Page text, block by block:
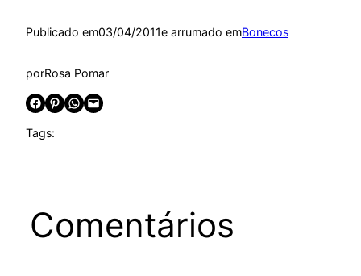
Publicado em03/04/2011e arrumado emBonecos
porRosa Pomar
Share on Facebook Share on Pinterest Share on WhatsApp Email this Page
Tags:
Comentários